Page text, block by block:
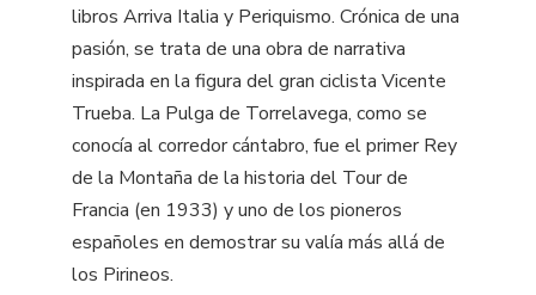
libros Arriva Italia y Periquismo. Crónica de una
pasión, se trata de una obra de narrativa
inspirada en la figura del gran ciclista Vicente
Trueba. La Pulga de Torrelavega, como se
conocía al corredor cántabro, fue el primer Rey
de la Montaña de la historia del Tour de
Francia (en 1933) y uno de los pioneros
españoles en demostrar su valía más allá de
los Pirineos.